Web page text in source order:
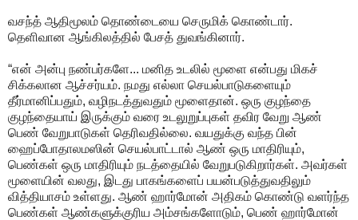
வசந்த் ஆதிமூலம் தொண்டையை செருமிக் கொண்டார்.
தெளிவான ஆங்கிலத்தில் பேசத் துவங்கினார்.
“என் அன்பு நண்பர்களே... மனித உடலில் மூளை என்பது மிகச்
சிக்கலான ஆச்சர்யம். நமது எல்லா செயல்பாடுகளையும்
தீர்மானிப்பதும், வழிநடத்துவதும் மூளைதான். ஒரு குழந்தை
குழந்தையாய் இருக்கும் வரை உடலுறுப்புகள் தவிர வேறு ஆண்
பெண் வேறுபாடுகள் தெரிவதில்லை. வயதுக்கு வந்த பின்
ஹைப்போதாலமஸின் செயல்பாட்டால் ஆண் ஒரு மாதிரியும்,
பெண்கள் ஒரு மாதிரியும் நடத்தையில் வேறுபடுகிறார்கள். அவர்கள்
மூளையின் வலது, இடது பாகங்களைப் பயன்படுத்துவதிலும்
வித்தியாசம் உள்ளது. ஆண் ஹார்மோன் அதிகம் கொண்டு வளர்ந்த
பெண்கள் ஆண்களுக்குரிய அம்சங்களோடும், பெண் ஹார்மோன்